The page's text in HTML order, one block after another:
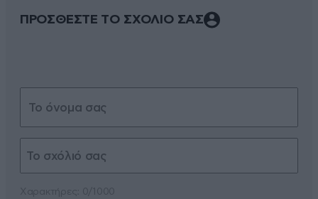
ΠΡΟΣΘΕΣΤΕ ΤΟ ΣΧΟΛΙΟ ΣΑΣ